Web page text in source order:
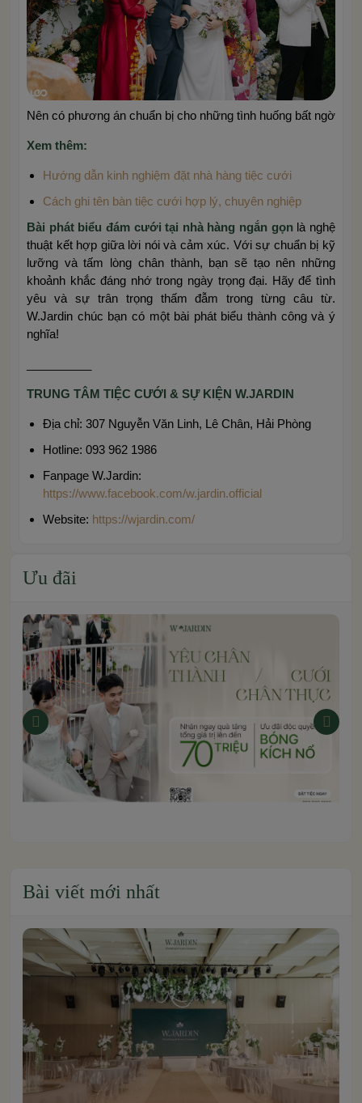
Nên có phương án chuẩn bị cho những tình huống bất ngờ
Xem thêm:
Hướng dẫn kinh nghiệm đặt nhà hàng tiệc cưới
Cách ghi tên bàn tiệc cưới hợp lý, chuyên nghiệp
Bài phát biểu đám cưới tại nhà hàng ngắn gọnlà nghệ
thuật kết hợp giữa lời nói và cảm xúc. Với sự chuẩn bị kỹ
lưỡng và tấm lòng chân thành, bạn sẽ tạo nên những
khoảnh khắc đáng nhớ trong ngày trọng đại. Hãy để tình
yêu và sự trân trọng thấm đẫm trong từng câu từ.
W.Jardin chúc bạn có một bài phát biểu thành công và ý
nghĩa!
TRUNG TÂM TIỆC CƯỚI & SỰ KIỆN W.JARDIN
Địa chỉ: 307 Nguyễn Văn Linh, Lê Chân, Hải Phòng
Hotline: 093 962 1986
Fanpage W.Jardin:
https://www.facebook.com/w.jardin.official
Website: https://wjardin.com/
Ưu đãi
Bài viết mới nhất